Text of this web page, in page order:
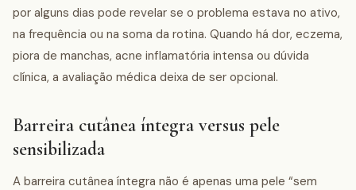
por alguns dias pode revelar se o problema estava no ativo,
na frequência ou na soma da rotina. Quando há dor, eczema,
piora de manchas, acne inflamatória intensa ou dúvida
clínica, a avaliação médica deixa de ser opcional.
Barreira cutânea íntegra versus pele
sensibilizada
A barreira cutânea íntegra não é apenas uma pele “sem